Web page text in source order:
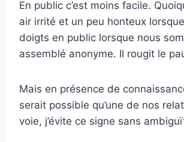
En public c’est moins facile.
air irrité et un peu honteux
doigts en public lorsque nous
assemblé anonyme. Il rougit le
Mais en présence de
serait possible qu’une de nos
voie, j’évite ce signe sans